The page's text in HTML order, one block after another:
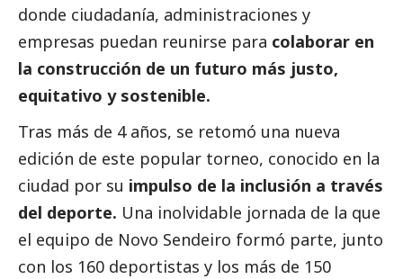
donde ciudadanía, administraciones y
empresas puedan reunirse para colaborar en
la construcción de un futuro más justo,
equitativo y sostenible.
Tras más de 4 años, se retomó una nueva
edición de este popular torneo, conocido en la
ciudad por su impulso de la inclusión a través
del deporte. Una inolvidable jornada de la que
el equipo de Novo Sendeiro formó parte, junto
con los 160 deportistas y los más de 150